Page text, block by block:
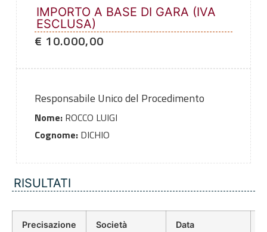
IMPORTO A BASE DI GARA (IVA
ESCLUSA)
€ 10.000,00
Responsabile Unico del Procedimento
Nome:ROCCO LUIGI
Cognome:DICHIO
RISULTATI
Precisazione
Società
Data